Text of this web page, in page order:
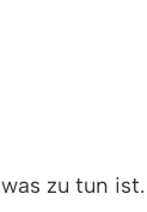
zu tun ist.